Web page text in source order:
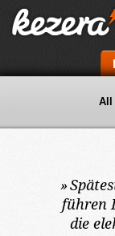
All
»
führen
die